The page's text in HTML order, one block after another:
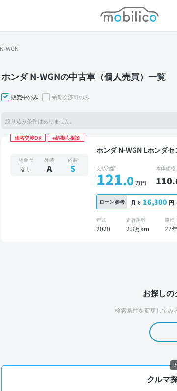
モビリコ
N-WGN
ホンダ N-WGNの中古車（個人売買）一覧
販売中のみ 納期交渉可のみ
絞り込み条件はありません。
価格交渉OK ※納期応相談
ホンダ N-WGN Lホンダセンシング 美品 禁煙車 整備記録簿あり ディス
板金歴
なし
外装
A
内装
S 支払総額
121.0 万円
本体価格
110
ローン参考 月々 16,300 円
年式
2020
走行距離
2.3万km
車検
27
お探しの
検索条件を変更してみ
クルマ